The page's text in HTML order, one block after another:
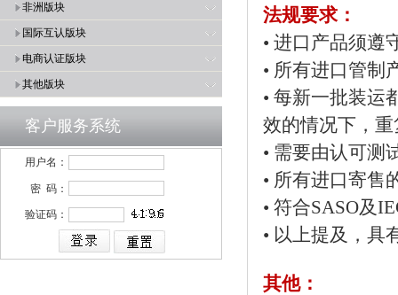
非洲版块
国际互认版块
电商认证版块
其他版块
客户服务系统
用户名：
密 码：
验证码：
法规要求：
• 进口产品须遵
• 所有进口管制
• 每新一批装运
效的情况下，
• 需要由认可测
• 所有进口寄售
• 符合SASO及
• 以上提及，具
其他：